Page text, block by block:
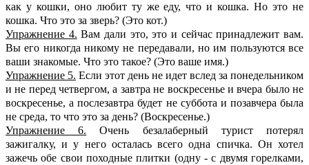
как у кошки, оно любит ту же еду, что и кошка. Но это не
кошка. Что это за зверь? (Это кот.)
Упражнение 4. Вам дали это, это и сейчас принадлежит вам.
Вы его никогда никому не передавали, но им пользуются все
ваши знакомые. Что это такое? (Это ваше имя.)
Упражнение 5. Если этот день не идет вслед за понедельником
и не перед четвергом, а завтра не воскресенье и вчера было не
воскресенье, а послезавтра будет не суббота и позавчера была
не среда, то что это за день? (Воскресенье.)
Упражнение 6. Очень безалаберный турист потерял
зажигалку, и у него осталась всего одна спичка. Он хотел
зажечь обе свои походные плитки (одну - с двумя горелками,